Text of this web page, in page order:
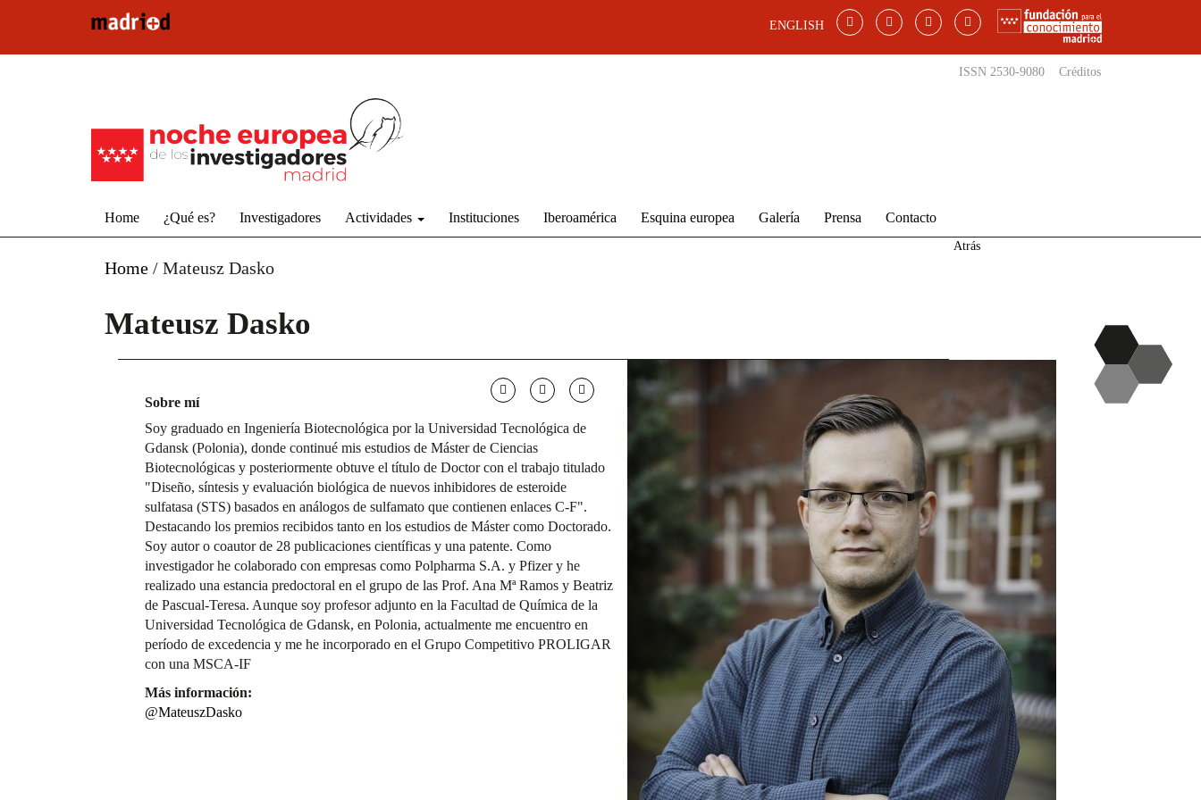
ENGLISH
ISSN 2530-9080 Créditos
Home ¿Qué es? Investigadores Actividades Instituciones Iberoamérica Esquina europea Galería Prensa Contacto
Home / Mateusz Dasko
Atrás
Mateusz Dasko
Sobre mí
Soy graduado en Ingeniería Biotecnológica por la Universidad Tecnológica de
Gdansk (Polonia), donde continué mis estudios de Máster de Ciencias
Biotecnológicas y posteriormente obtuve el título de Doctor con el trabajo titulado
"Diseño, síntesis y evaluación biológica de nuevos inhibidores de esteroide
sulfatasa (STS) basados en análogos de sulfamato que contienen enlaces C-F".
Destacando los premios recibidos tanto en los estudios de Máster como Doctorado.
Soy autor o coautor de 28 publicaciones científicas y una patente. Como
investigador he colaborado con empresas como Polpharma S.A. y Pfizer y he
realizado una estancia predoctoral en el grupo de las Prof. Ana Mª Ramos y Beatriz
de Pascual-Teresa. Aunque soy profesor adjunto en la Facultad de Química de la
Universidad Tecnológica de Gdansk, en Polonia, actualmente me encuentro en
período de excedencia y me he incorporado en el Grupo Competitivo PROLIGAR
con una MSCA-IF
Más información:
@MateuszDasko